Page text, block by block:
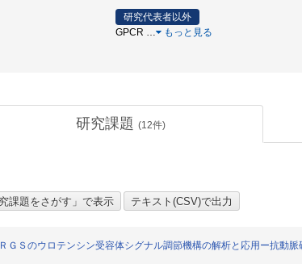
研究代表者以外
GPCR … もっと見る
研究課題 (12件)
ＲＧＳのウロテンシン受容体シグナル調節機構の解析と応用ー抗動